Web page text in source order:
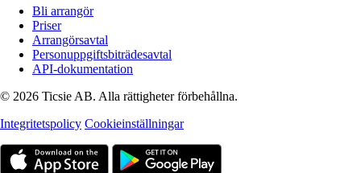
Bli arrangör
Priser
Arrangörsavtal
Personuppgiftsbiträdesavtal
API-dokumentation
© 2026 Ticsie AB. Alla rättigheter förbehållna.
Integritetspolicy Cookieinställningar